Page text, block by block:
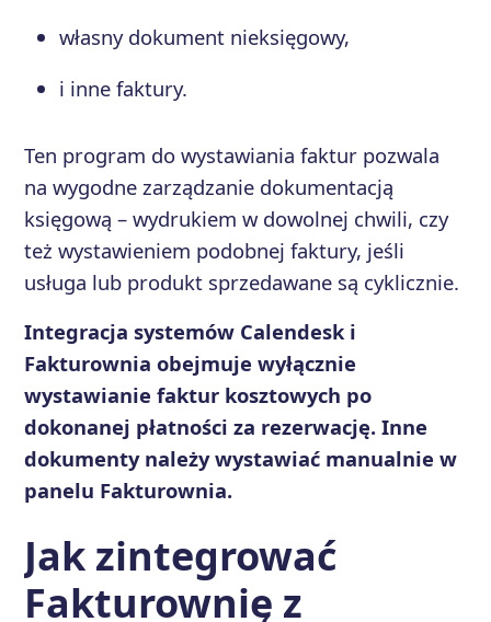
własny dokument nieksięgowy,
i inne faktury.
Ten program do wystawiania faktur pozwala
na wygodne zarządzanie dokumentacją
księgową – wydrukiem w dowolnej chwili, czy
też wystawieniem podobnej faktury, jeśli
usługa lub produkt sprzedawane są cyklicznie.
Integracja systemów Calendesk i
Fakturownia obejmuje wyłącznie
wystawianie faktur kosztowych po
dokonanej płatności za rezerwację. Inne
dokumenty należy wystawiać manualnie w
panelu Fakturownia.
Jak zintegrować
Fakturownię z